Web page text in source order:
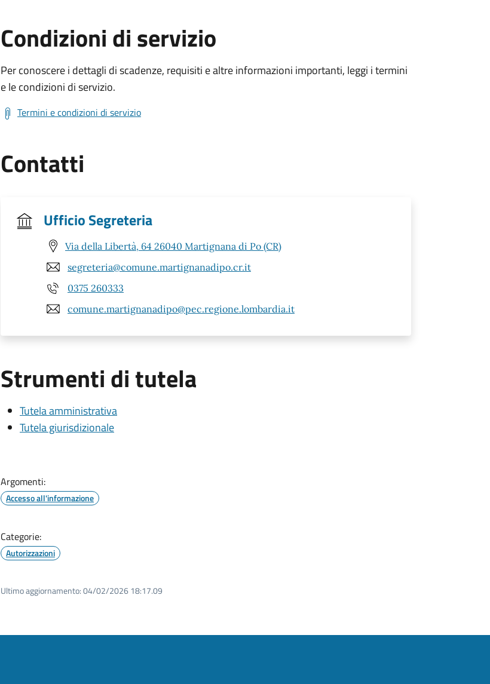
Condizioni di servizio
Per conoscere i dettagli di scadenze, requisiti e altre informazioni importanti, leggi i termini
e le condizioni di servizio.
Termini e condizioni di servizio
Contatti
Ufficio Segreteria
Via della Libertà, 64 26040 Martignana di Po (CR)
segreteria@comune.martignanadipo.cr.it
0375 260333
comune.martignanadipo@pec.regione.lombardia.it
Strumenti di tutela
Tutela amministrativa
Tutela giurisdizionale
Argomenti:
Accesso all'informazione
Categorie:
Autorizzazioni
Ultimo aggiornamento:04/02/2026 18:17.09